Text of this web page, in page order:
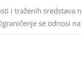
i traženih
se odnosi